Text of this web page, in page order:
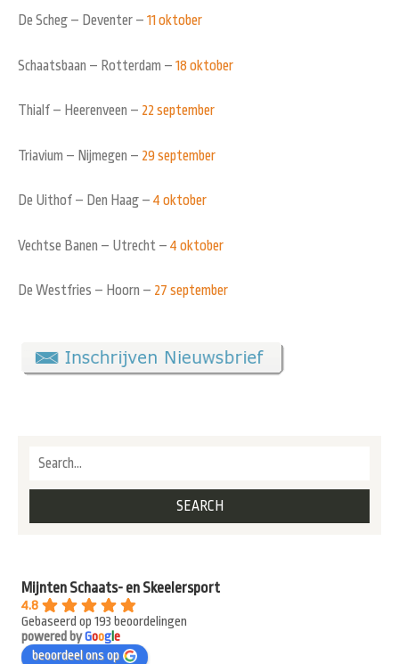
De Scheg – Deventer – 11 oktober
Schaatsbaan – Rotterdam – 18 oktober
Thialf – Heerenveen – 22 september
Triavium – Nijmegen – 29 september
De Uithof – Den Haag – 4 oktober
Vechtse Banen – Utrecht – 4 oktober
De Westfries – Hoorn – 27 september
Mijnten Schaats- en Skeelersport
4.8
Gebaseerd op 193 beoordelingen
powered byGooge
beoordeel ons op